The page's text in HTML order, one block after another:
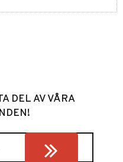
DEL AV VÅRA